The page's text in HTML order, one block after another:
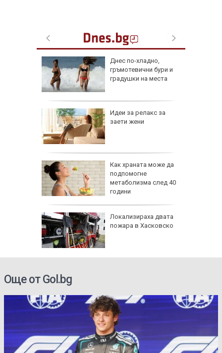
Днес по-хладно,
гръмотевични бури и
градушки на места
Идеи за релакс за
заети жени
Как храната може да
подпомогне
метаболизма след 40
години
Локализираха двата
пожара в Хасковско
Още от Gol.bg